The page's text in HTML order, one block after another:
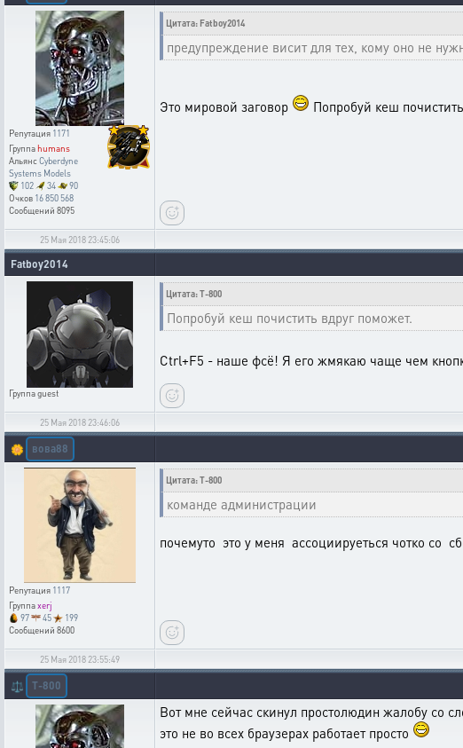
Репутация 1171
Группаhumans
АльянсCyberdyne
Systems Models
102
34
90
Очков 16 850 568
Сообщений 8095
Цитата: Fatboy2014
предупреждение висит для тех, кому оно не
Это мировой заговор Попробуй кеш
25 Мая 2018 23:45:06
Fatboy2014
Группаguest
Цитата: T-800
Попробуй кеш почистить вдруг поможет.
Ctrl+F5 - наше фсё! Я его жмякаю чаще чем
25 Мая 2018 23:46:06
🌼 вова88
Репутация 1117
Группаxerj
97
45
199
Сообщений 8600
Цитата: T-800
команде администрации
почемуто это у меня ассоциируеться чотко со
25 Мая 2018 23:55:49
⚖️ T-800
Вот мне сейчас скинул простолюдин жалобу со
это не во всех браузерах работает просто